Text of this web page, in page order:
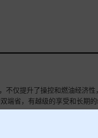
不仅提升了操控和燃油经济
端省，有越级的享受和长期